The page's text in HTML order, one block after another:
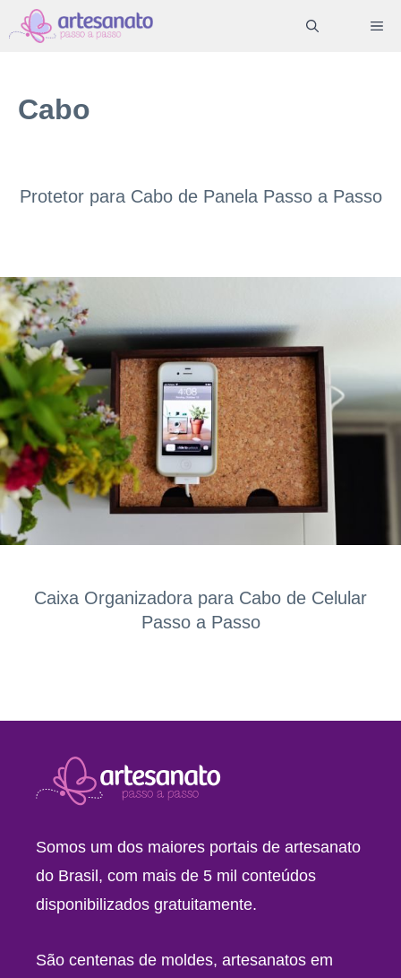
Pular
para
conteúdo
Cabo
Protetor para Cabo de Panela Passo a Passo
Caixa Organizadora para Cabo de Celular
Passo a Passo
Somos um dos maiores portais de artesanato
do Brasil, com mais de 5 mil conteúdos
disponibilizados gratuitamente.
São centenas de moldes, artesanatos em